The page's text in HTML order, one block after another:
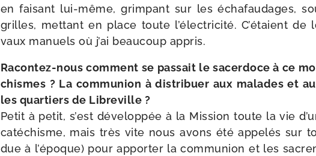
en fai­sant lui-​même, grim­pant sur les écha­fau­dages,
grilles, met­tant en place toute l’électricité. C’étaient
vaux manuels où j’ai beau­coup appris.
Racontez-​nous com­ment se pas­sait le sacer­doce à ce
chismes ? La com­mu­nion à dis­tri­buer aux malades et
les quar­tiers de Libreville ?
Petit à petit, s’est déve­lop­pée à la Mission toute la vie
caté­chisme, mais très vite nous avons été appe­lés sur
due à l’époque) pour appor­ter la com­mu­nion et les